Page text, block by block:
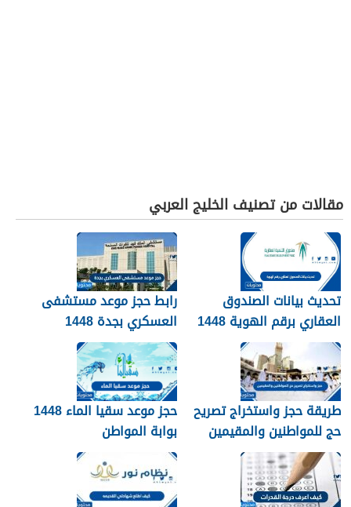
مقالات من تصنيف الخليج العربي
تحديث بيانات الصندوق
العقاري برقم الهوية 1448
الرابط والخطوات
رابط حجز موعد مستشفى
العسكري بجدة 1448
طريقة حجز واستخراج تصريح
حج للمواطنين والمقيمين
1448
حجز موعد سقيا الماء 1448
بوابة المواطن